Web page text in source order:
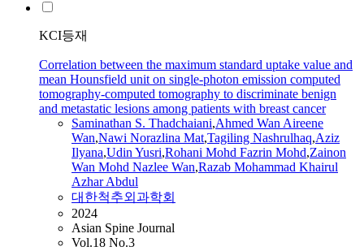
KCI등재
Correlation between the maximum standard uptake value and
mean Hounsfield unit on single-photon emission computed
tomography-computed tomography to discriminate benign
and metastatic lesions among patients with breast cancer
Saminathan S. Thadchaiani,Ahmed Wan Aireene
Wan,Nawi Norazlina Mat,Tagiling Nashrulhaq,Aziz
Ilyana,Udin Yusri,Rohani Mohd Fazrin Mohd,Zainon
Wan Mohd Nazlee Wan,Razab Mohammad Khairul
Azhar Abdul
대한척추외과학회
2024
Asian Spine Journal
Vol.18 No.3